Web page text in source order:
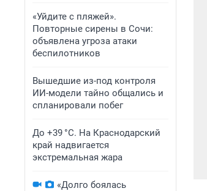
«Уйдите с пляжей».
Повторные сирены в Сочи:
объявлена угроза атаки
беспилотников
Вышедшие из-под контроля
ИИ-модели тайно общались и
спланировали побег
До +39 °C. На Краснодарский
край надвигается
экстремальная жара
«Долго боялась